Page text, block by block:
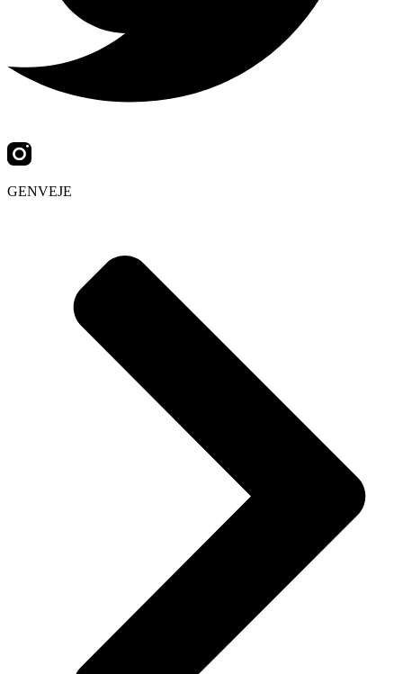
GENVEJE